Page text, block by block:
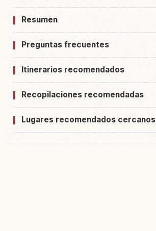
Resumen
Preguntas frecuentes
Itinerarios recomendados
Recopilaciones recomendadas
Lugares recomendados cercanos